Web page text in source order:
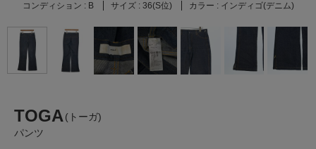
コンディション : B サイズ : 36(S位) カラー : インディゴ(デニム)
TOGA (トーガ)
パンツ